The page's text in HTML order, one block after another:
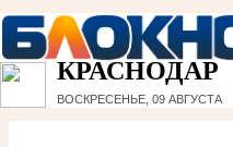
КРАСНОДАР
ВОСКРЕСЕНЬЕ, 09 АВГУСТА